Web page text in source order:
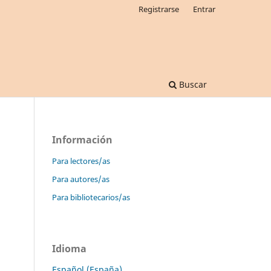
Buscar
Registrarse Entrar
Información
Para lectores/as
Para autores/as
Para bibliotecarios/as
Idioma